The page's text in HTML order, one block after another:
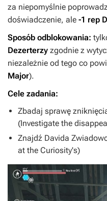
za niepomyślnie
doświadczenie, ale -1 rep
Sposób odblokowania:
Dezerterzy zgodnie z
niezależnie od tego co
Major).
Cele zadania:
Zbadaj sprawę
(Investigate the
Znajdź Davida
at the Curiosity's)